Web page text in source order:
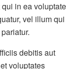
in ea voluptate
vel illum qui
debitis aut
voluptates